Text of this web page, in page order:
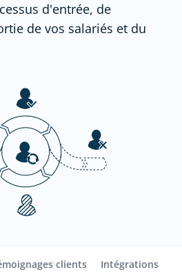
d'entrée, de
de vos salariés et du
clients Intégrations